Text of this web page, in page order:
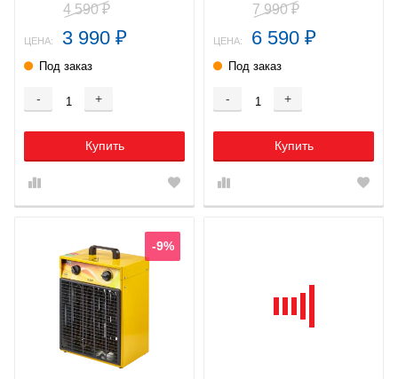
4 590₽
ЦЕНА: 3 990 ₽
Под заказ
- +
Купить
7 990₽
ЦЕНА: 6 590 ₽
Под заказ
- +
Купить
-9%